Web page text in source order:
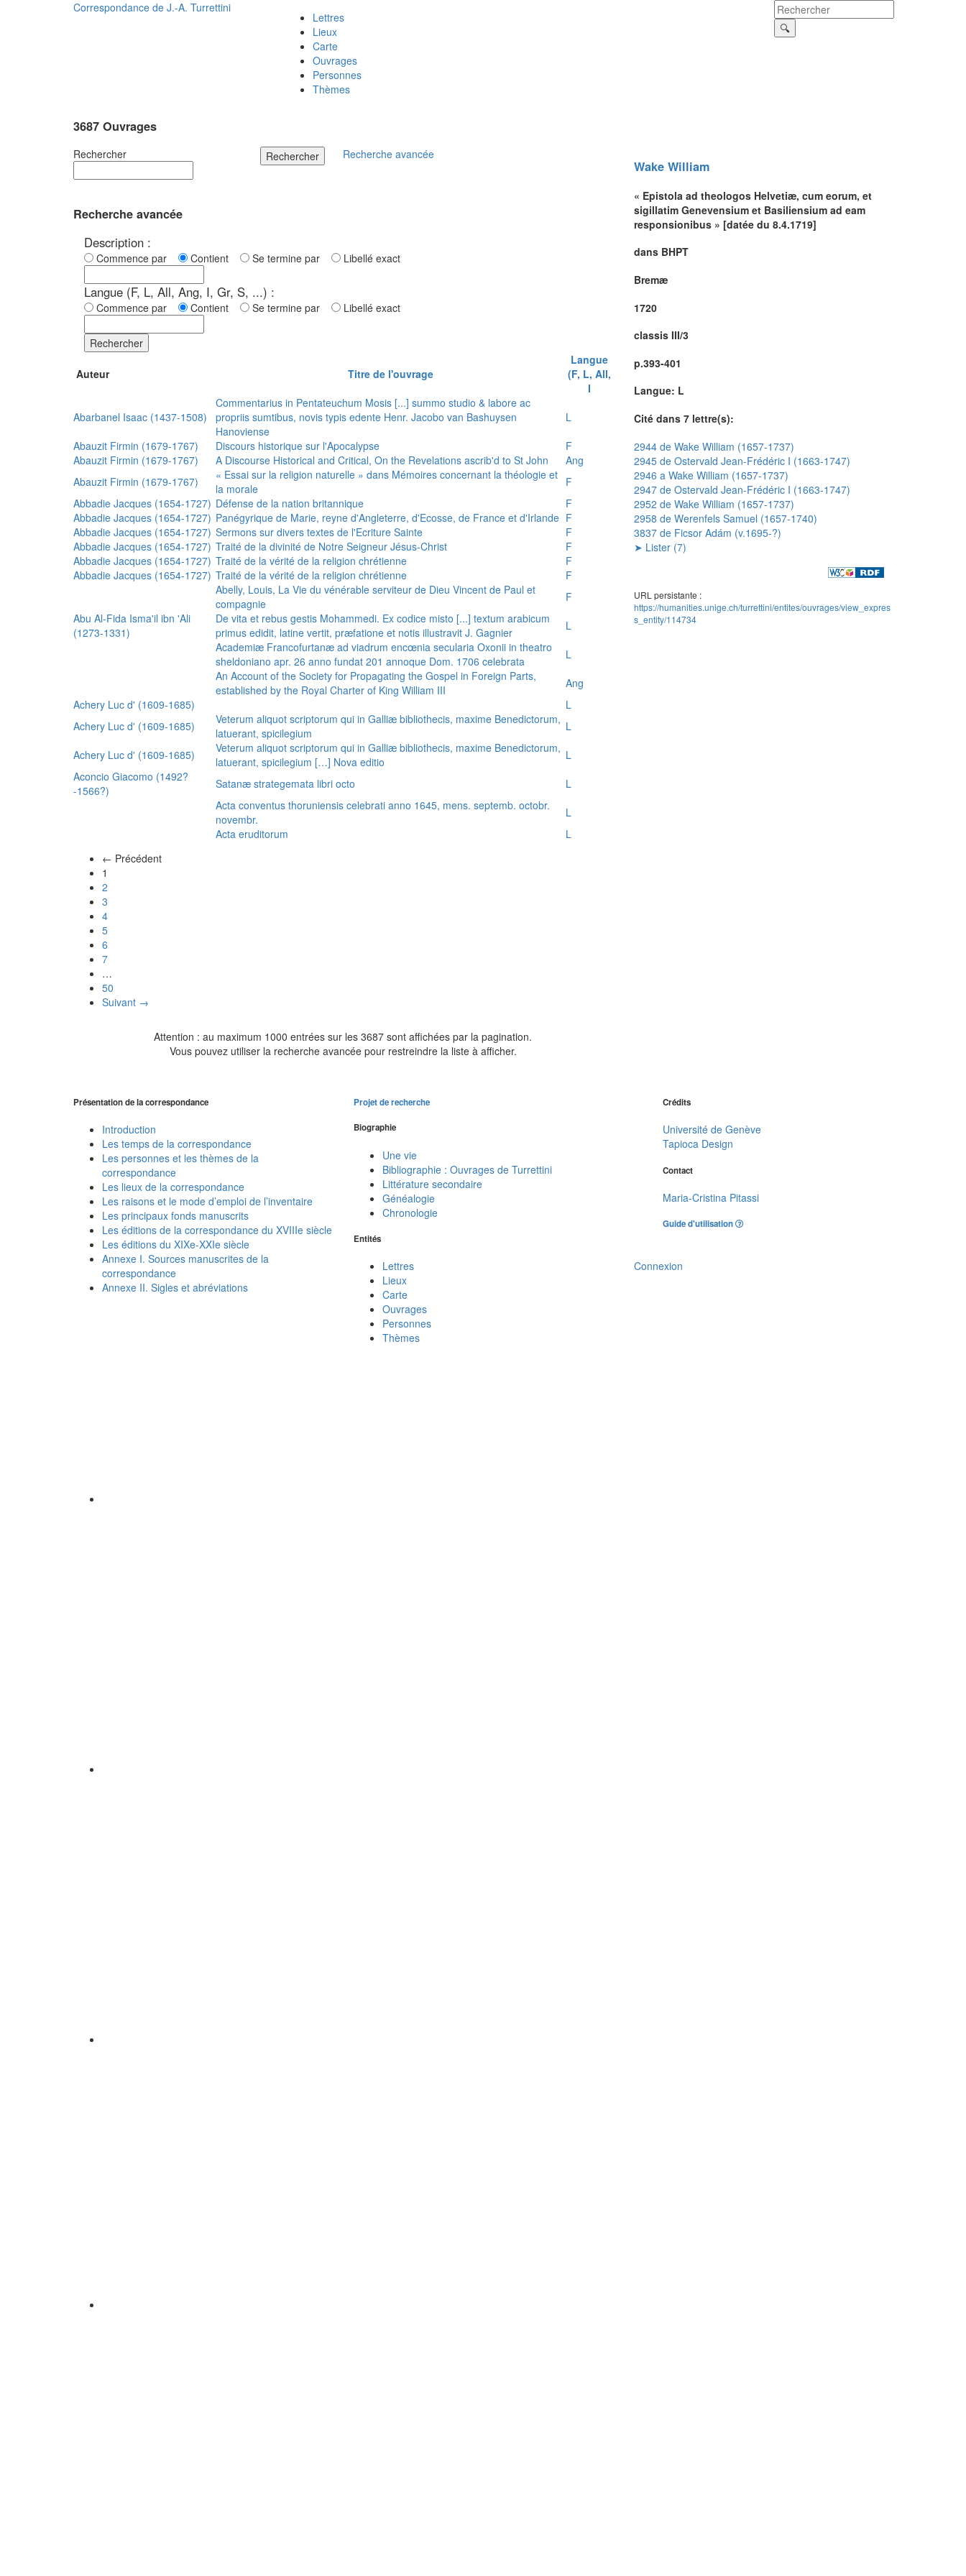
Correspondance de J.-A. Turrettini
Lettres
Lieux
Carte
Ouvrages
Personnes
Thèmes
3687 Ouvrages
Rechercher Rechercher Recherche avancée
Recherche avancée
Description :
Commence par Contient Se termine par Libellé exact
Langue (F, L, All, Ang, I, Gr, S, ...) :
Commence par Contient Se termine par Libellé exact
Rechercher
Auteur Titre de l'ouvrage
Langue
(F, L, All,
I
Abarbanel Isaac (1437-1508)
Commentarius in Pentateuchum Mosis [...] summo studio & labore ac
propriis sumtibus, novis typis edente Henr. Jacobo van Bashuysen
Hanoviense
L
Abauzit Firmin (1679-1767)
Discours historique sur l'Apocalypse
F
Abauzit Firmin (1679-1767)
A Discourse Historical and Critical, On the Revelations ascrib'd to St John
Ang
Abauzit Firmin (1679-1767)
« Essai sur la religion naturelle » dans Mémoires concernant la théologie et
la morale
F
Abbadie Jacques (1654-1727) Défense de la nation britannique
F
Abbadie Jacques (1654-1727) Panégyrique de Marie, reyne d'Angleterre, d'Ecosse, de France et d'Irlande F
Abbadie Jacques (1654-1727) Sermons sur divers textes de l'Ecriture Sainte
F
Abbadie Jacques (1654-1727) Traité de la divinité de Notre Seigneur Jésus-Christ
F
Abbadie Jacques (1654-1727) Traité de la vérité de la religion chrétienne
F
Abbadie Jacques (1654-1727) Traité de la vérité de la religion chrétienne
F
Abelly, Louis, La Vie du vénérable serviteur de Dieu Vincent de Paul et
compagnie
F
Abu Al-Fida Isma'il ibn 'Ali
(1273-1331)
De vita et rebus gestis Mohammedi. Ex codice misto [...] textum arabicum
primus edidit, latine vertit, præfatione et notis illustravit J. Gagnier
L
Academiæ Francofurtanæ ad viadrum encœnia secularia Oxonii in theatro
sheldoniano apr. 26 anno fundat 201 annoque Dom. 1706 celebrata
L
An Account of the Society for Propagating the Gospel in Foreign Parts,
established by the Royal Charter of King William III
Ang
Achery Luc d' (1609-1685)
L
Achery Luc d' (1609-1685)
Veterum aliquot scriptorum qui in Galliæ bibliothecis, maxime Benedictorum,
latuerant, spicilegium
L
Achery Luc d' (1609-1685)
Veterum aliquot scriptorum qui in Galliæ bibliothecis, maxime Benedictorum,
latuerant, spicilegium […] Nova editio
L
Aconcio Giacomo (1492?
-1566?)
Satanæ strategemata libri octo
L
Acta conventus thoruniensis celebrati anno 1645, mens. septemb. octobr.
novembr.
L
Acta eruditorum
L
← Précédent
1
2
3
4
5
6
7
…
50
Suivant →
Attention : au maximum 1000 entrées sur les 3687 sont affichées par la pagination.
Vous pouvez utiliser la recherche avancée pour restreindre la liste à afficher.
Wake William
« Epistola ad theologos Helvetiæ, cum eorum, et
sigillatim Genevensium et Basiliensium ad eam
responsionibus » [datée du 8.4.1719]
dans BHPT
Bremæ
1720
classis III/3
p.393-401
Langue: L
Cité dans 7 lettre(s):
2944 de Wake William (1657-1737)
2945 de Ostervald Jean-Frédéric I (1663-1747)
2946 a Wake William (1657-1737)
2947 de Ostervald Jean-Frédéric I (1663-1747)
2952 de Wake William (1657-1737)
2958 de Werenfels Samuel (1657-1740)
3837 de Ficsor Adám (v.1695-?)
➤ Lister (7)
URL persistante :
https://humanities.unige.ch/turrettini/entites/ouvrages/view_expres
s_entity/114734
Présentation de la correspondance
Introduction
Les temps de la correspondance
Les personnes et les thèmes de la
correspondance
Les lieux de la correspondance
Les raisons et le mode d’emploi de l’inventaire
Les principaux fonds manuscrits
Les éditions de la correspondance du XVIIIe siècle
Les éditions du XIXe-XXIe siècle
Annexe I. Sources manuscrites de la
correspondance
Annexe II. Sigles et abréviations
Projet de recherche
Biographie
Une vie
Bibliographie : Ouvrages de Turrettini
Littérature secondaire
Généalogie
Chronologie
Entités
Lettres
Lieux
Carte
Ouvrages
Personnes
Thèmes
Crédits
Université de Genève
Tapioca Design
Contact
Maria-Cristina Pitassi
Guide d'utilisation
Connexion